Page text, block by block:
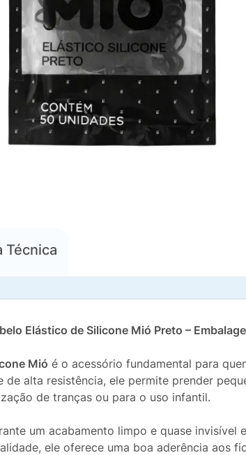
Técnica
Elástico de Silicone Mió Preto –
Mió é o acessório fundamental para
de alta resistência, ele permite prender
de tranças ou para o uso infantil.
um acabamento limpo e quase
ele oferece uma boa aderência aos